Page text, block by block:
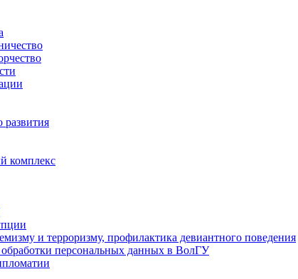
развития
комплекс
и терроризму, профилактика девиантного поведения
персональных данных в ВолГУ